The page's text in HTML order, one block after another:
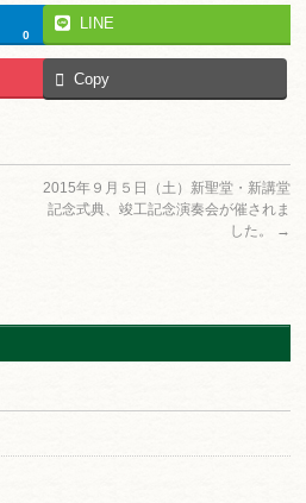
0
LINE
Copy
2015年９月５日（土）新聖堂・新講堂
記念式典、竣工記念演奏会が催されま
した。
→